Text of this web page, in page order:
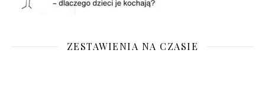
ZESTAWIENIA NA CZASIE